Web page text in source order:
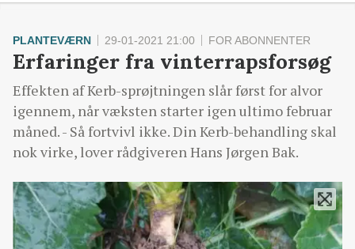
PLANTEVÆRN 29-01-2021 21:00 FOR ABONNENTER
Erfaringer fra vinterrapsforsøg
Effekten af Kerb-sprøjtningen slår først for alvor
igennem, når væksten starter igen ultimo februar
måned. - Så fortvivl ikke. Din Kerb-behandling skal
nok virke, lover rådgiveren Hans Jørgen Bak.